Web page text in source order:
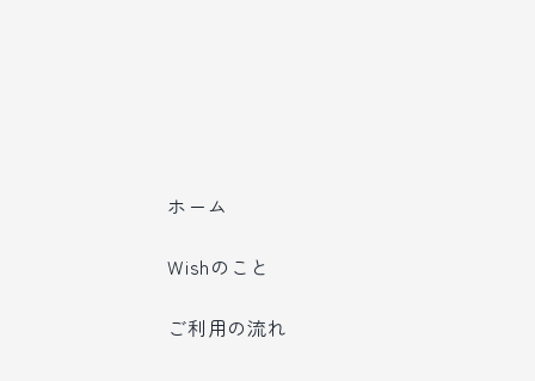
ホーム
Wishのこと
ご利用の流れ